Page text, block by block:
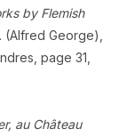
by Flemish
(Alfred George),
page 31,
au Château